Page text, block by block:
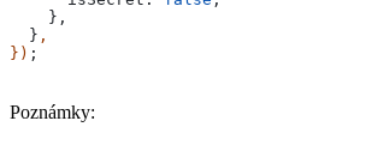
    },
  }
,
}) ;
Poznámky: